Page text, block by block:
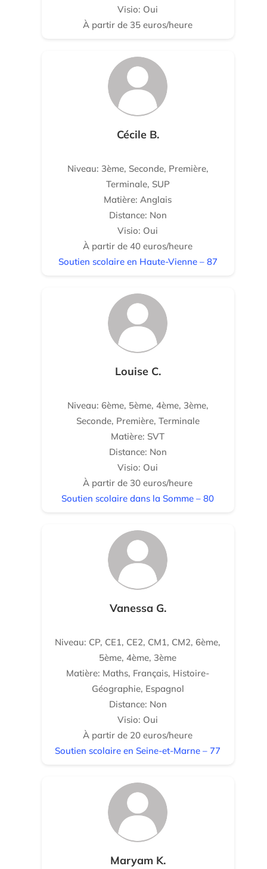
Visio: Oui
À partir de 35 euros/heure
Cécile B.
Niveau: 3ème, Seconde, Première,
Terminale, SUP
Matière: Anglais
Distance: Non
Visio: Oui
À partir de 40 euros/heure
Soutien scolaire en Haute-Vienne – 87
Louise C.
Niveau: 6ème, 5ème, 4ème, 3ème,
Seconde, Première, Terminale
Matière: SVT
Distance: Non
Visio: Oui
À partir de 30 euros/heure
Soutien scolaire dans la Somme – 80
Vanessa G.
Niveau: CP, CE1, CE2, CM1, CM2, 6ème,
5ème, 4ème, 3ème
Matière: Maths, Français, Histoire-
Géographie, Espagnol
Distance: Non
Visio: Oui
À partir de 20 euros/heure
Soutien scolaire en Seine-et-Marne – 77
Maryam K.